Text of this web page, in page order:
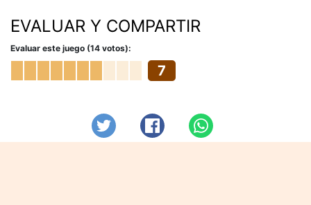
EVALUAR Y COMPARTIR
Evaluar este juego (14 votos):
7